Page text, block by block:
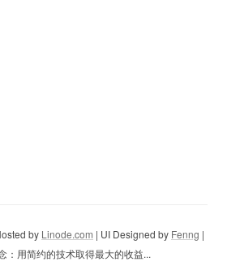
by Linode.com | UI Designed by Fenng |
：用简约的技术取得最大的收益...